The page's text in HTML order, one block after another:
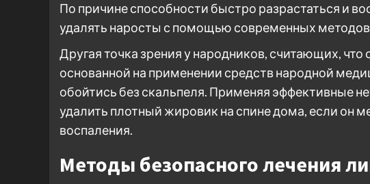
По причине способности быстро разрастаться и
удалять наросты с помощью современных
Другая точка зрения у народников, считающих,
основанной на применении средств народной
обойтись без скальпеля. Применяя эффективные
удалить плотный жировик на спине дома, если он
воспаления.
Методы безопасного лечения